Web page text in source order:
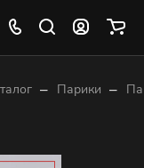
– Парики –